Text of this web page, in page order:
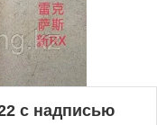
с надписью